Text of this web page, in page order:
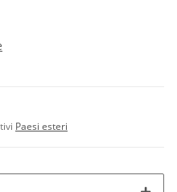
Paesi esteri